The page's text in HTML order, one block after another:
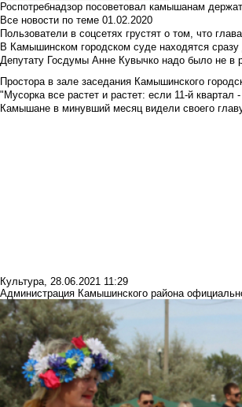
Роспотребнадзор посоветовал камышанам
Все новости по теме 01.02.2020
Пользователи в соцсетях грустят о том, что
В Камышинском городском суде находятся
Депутату Госдумы Анне Кувычко надо было не в
Простора в зале заседания Камышинского
"Мусорка все растет и растет: если 11-й
Камышане в минувший месяц видели своего
Культура, 28.06.2021 11:29
Администрация Камышинского района